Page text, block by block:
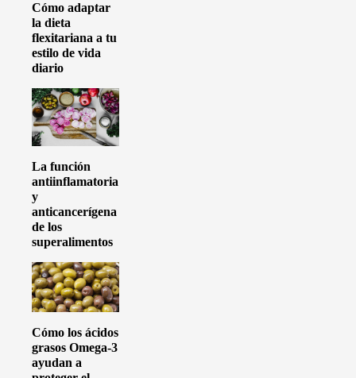
Cómo adaptar
la dieta
flexitariana a tu
estilo de vida
diario
La función
antiinflamatoria
y
anticancerígena
de los
superalimentos
Cómo los ácidos
grasos Omega-3
ayudan a